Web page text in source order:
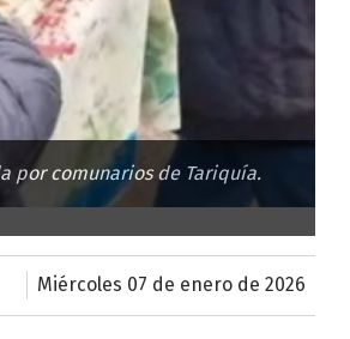
por comunarios de Tariquía.
miércoles 07 de enero de 2026